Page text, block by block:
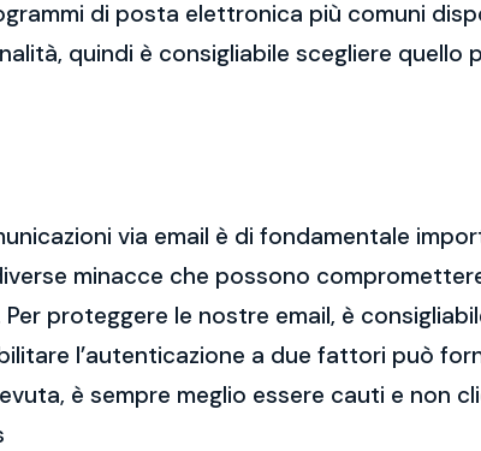
di posta elettronica più comuni
quindi è consigliabile scegliere quello
via email è di fondamentale
minacce che possono
proteggere le nostre email, è
l’autenticazione a due fattori può
è sempre meglio essere cauti e